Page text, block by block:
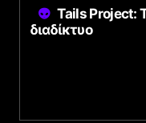
Tails Project:
διαδίκτυο